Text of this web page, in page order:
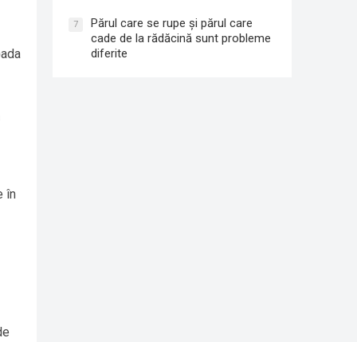
în
7
Părul care se rupe și părul care
cade de la rădăcină sunt probleme
diferite